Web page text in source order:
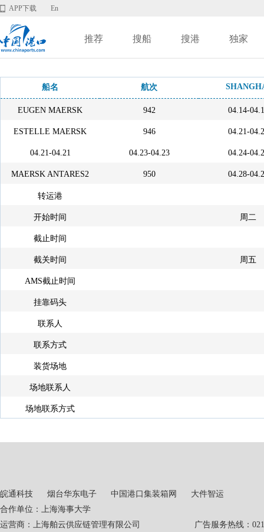
APP下载 En
推荐 搜船 搜港 独家
船名 航次
EUGEN MAERSK 942 04.14-
ESTELLE MAERSK 946 04.21-
04.21-04.21 04.23-04.23 04.24-
MAERSK ANTARES2 950 04.28-
转运港
开始时间 周二
截止时间
截关时间 周五
AMS截止时间
挂靠码头
联系人
联系方式
装货场地
场地联系人
场地联系方式
皖通科技 烟台华东电子 中国港口集装箱网
大件智运
合作单位：上海海事大学
运营商：上海舶云供应链管理有限公司 广告服务热线：021-